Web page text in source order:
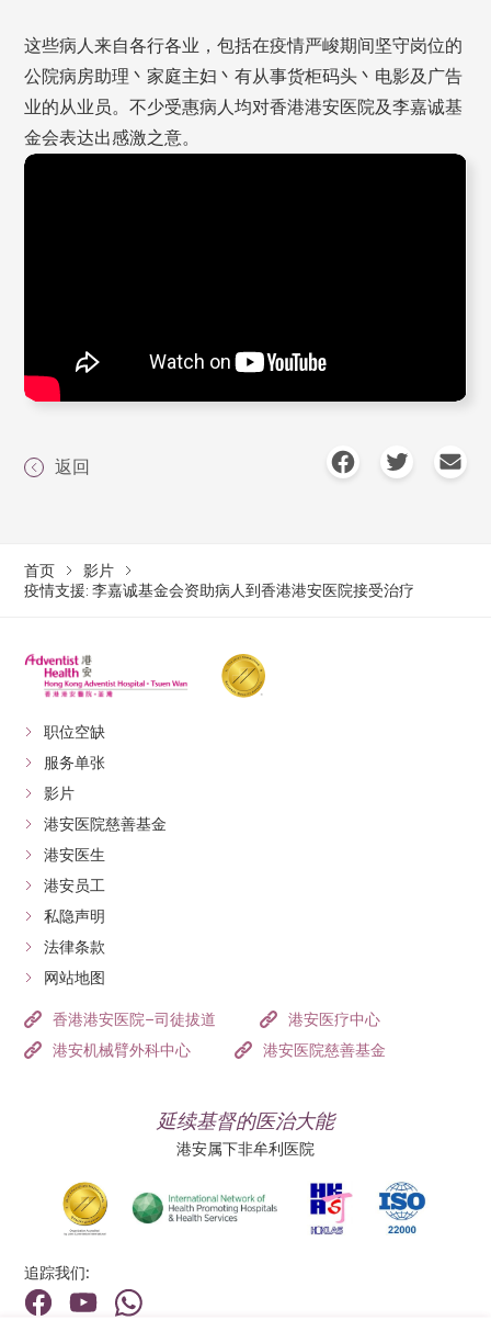
这些病人来自各行各业，包括在疫情严峻期间坚守岗位的
公院病房助理丶家庭主妇丶有从事货柜码头丶电影及广告
业的从业员。不少受惠病人均对香港港安医院及李嘉诚基
金会表达出感激之意。
返回
首页
影片
疫情支援: 李嘉诚基金会资助病人到香港港安医院接受治疗
职位空缺
服务单张
影片
港安医院慈善基金
港安医生
港安员工
私隐声明
法律条款
网站地图
香港港安医院–司徒拔道
港安医疗中心
港安机械臂外科中心
港安医院慈善基金
延续基督的医治大能
港安属下非牟利医院
追踪我们: